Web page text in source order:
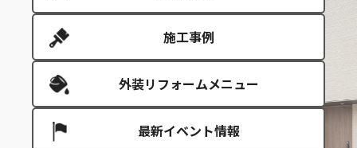
施工事例
外装リフォームメニュー
最新イベント情報